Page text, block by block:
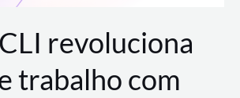
revoluciona
trabalho com